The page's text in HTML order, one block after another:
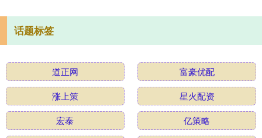
话题标签
道正网
富豪优配
涨上策
星火配资
宏泰
亿策略